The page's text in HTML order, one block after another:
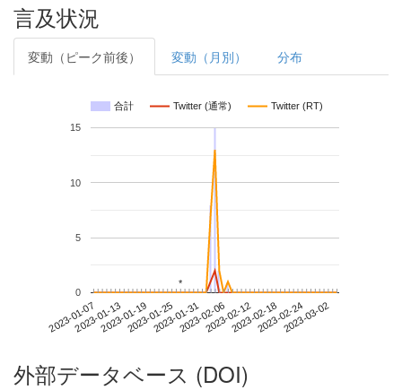
言及状況
変動（ピーク前後） 変動（月別） 分布
合計 Twitter (通常) Twitter (RT)
2023-01-072023-01-132023-01-192023-01-252023-01-312023-02-062023-02-122023-02-182023-02-242023-03-02
0
5
10
15
**
外部データベース (DOI)